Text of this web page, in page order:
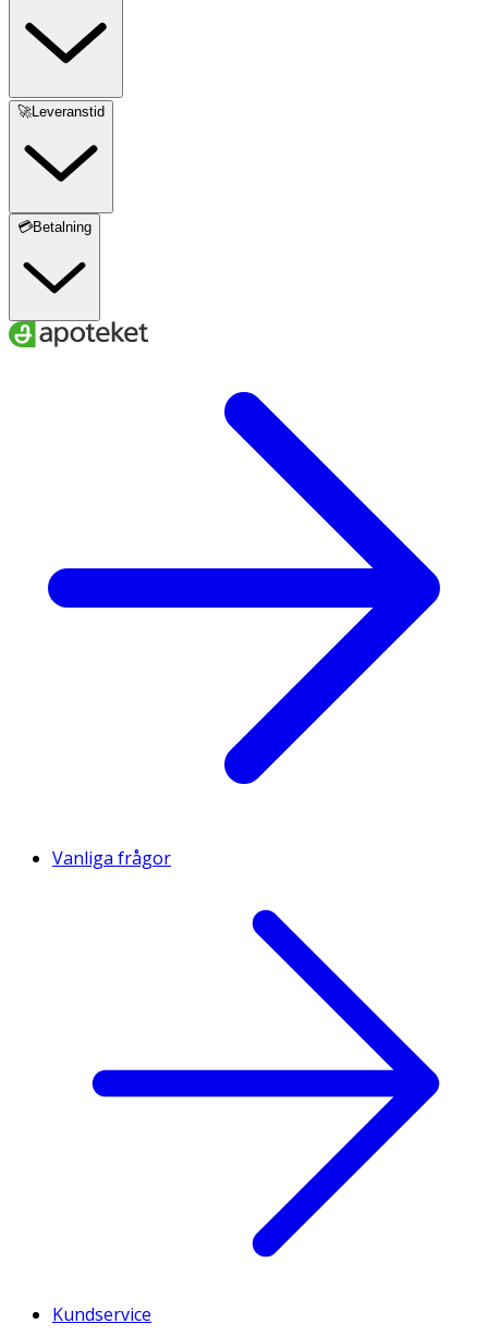
🚀Leveranstid
💳Betalning
Vanliga frågor
Kundservice